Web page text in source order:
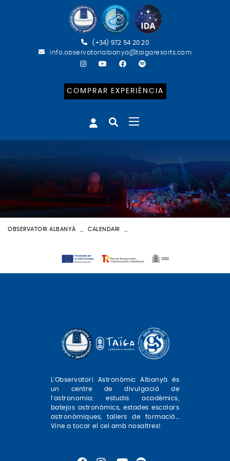
(+34) 972 54 20 20
info.observatorialbanya@taigaresorts.com
COMPRAR EXPERIÈNCIA
OBSERVATORI ALBANYÀ CALENDARI
L'Observatori Astronòmic Albanyà és
un centre de divulgació de
l'astronomia: estudis acadèmics,
batejos astronòmics, estades escolars
astronòmiques, tallers de formació...
Vine a tocar el cel amb nosaltres!